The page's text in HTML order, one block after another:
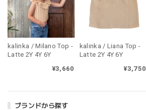
ブランドから探す
kalinka / Milano Top -
Latte 2Y 4Y 6Y
¥3,660
kalinka / Liana Top -
Latte 2Y 4Y 6Y
¥3,750